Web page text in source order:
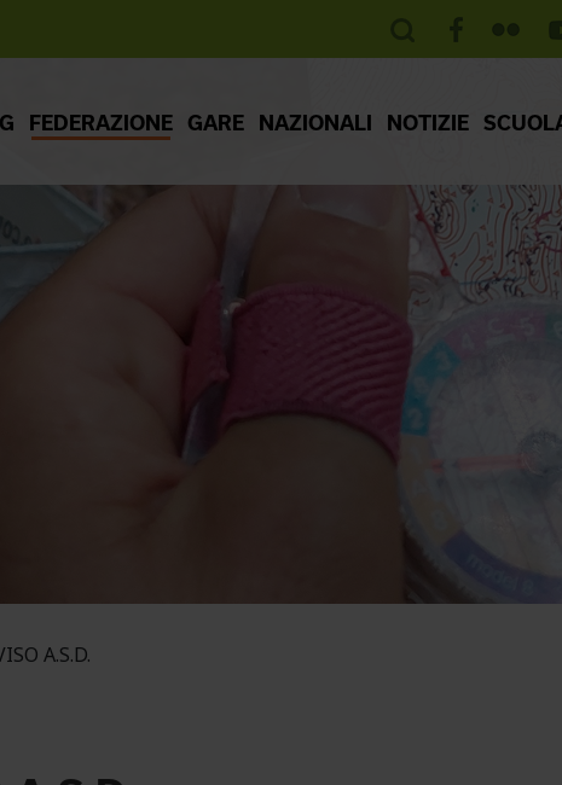
FEDERAZIONE GARE NAZIONALI NOTIZIE
A.S.D.